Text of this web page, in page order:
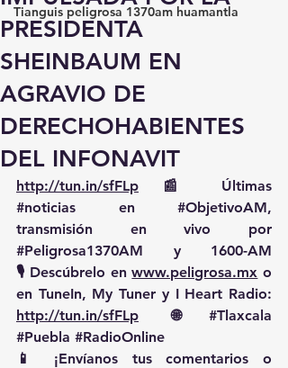
Tianguis peligrosa 1370am huamantla
PRESIDENTA
SHEINBAUM EN
AGRAVIO DE
DERECHOHABIENTES
DEL INFONAVIT
http://tun.in/sfFLp
#noticias en #ObjetivoAM,
#Peligrosa1370AM y 1600-AM
🎙️ Descúbrelo en www.peligrosa.mx o
http://tun.in/sfFLp 🌐 #Tlaxcala
#Puebla #RadioOnline
📱 ¡Envíanos tus comentarios o